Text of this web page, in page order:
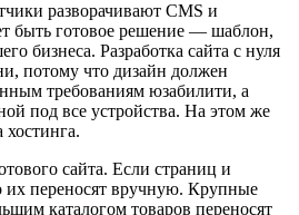
разворачивают CMS и
быть готовое решение — шаблон,
бизнеса. Разработка сайта с нуля
потому что дизайн должен
требованиям юзабилити, а
под все устройства. На этом же
хостинга.
сайта. Если страниц и
переносят вручную. Крупные
каталогом товаров переносят